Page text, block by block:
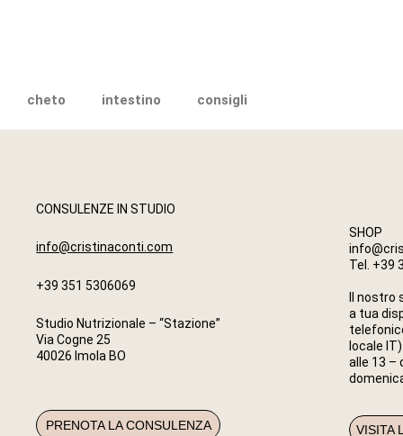
cheto intestino consigli
CONSULENZE IN STUDIO
info@cristinaconti.com
+39 351 5306069
Studio Nutrizionale – “Stazione”
Via Cogne 25
40026 Imola BO
PRENOTA LA CONSULENZA
SHOP
Tel. +39
Il
a tua
locale
alle 13 –
VISITA